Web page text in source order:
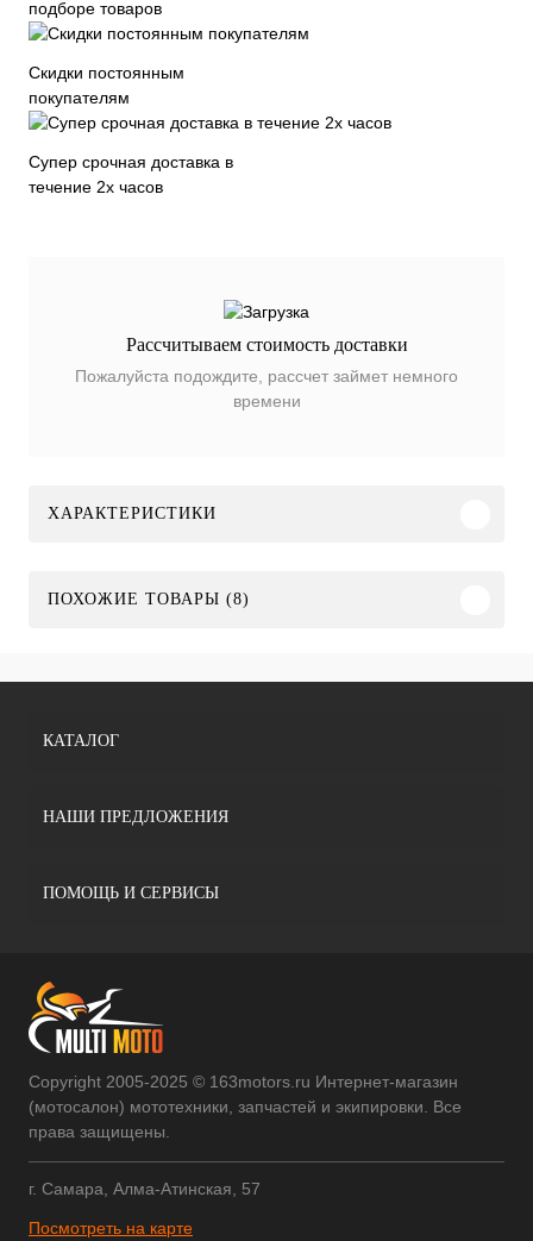
подборе товаров
Скидки постоянным
покупателям
Супер срочная доставка в
течение 2х часов
Рассчитываем стоимость доставки
Пожалуйста подождите, рассчет займет немного
времени
ХАРАКТЕРИСТИКИ
ПОХОЖИЕ ТОВАРЫ (8)
КАТАЛОГ
НАШИ ПРЕДЛОЖЕНИЯ
ПОМОЩЬ И СЕРВИСЫ
Copyright 2005-2025 © 163motors.ru Интернет-магазин
(мотосалон) мототехники, запчастей и экипировки. Все
права защищены.
г. Самара, Алма-Атинская, 57
Посмотреть на карте